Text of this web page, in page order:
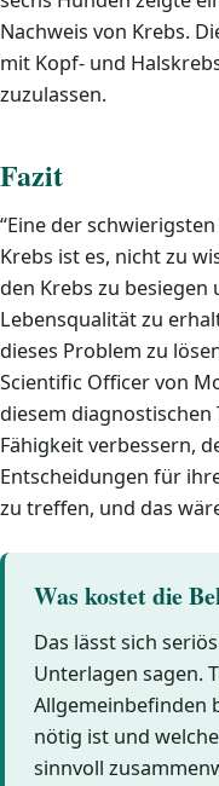
Nachweis von Krebs.
mit Kopf- und
zuzulassen.
Fazit
“Eine der
Krebs ist es, nicht zu
den Krebs zu
Lebensqualität zu
dieses Problem zu
Scientific Officer von
diesem
Fähigkeit verbessern,
Entscheidungen für
zu treffen, und das
Was kostet die
Das lässt sich
Unterlagen sagen.
Allgemeinbefinden
nötig ist und
sinnvoll